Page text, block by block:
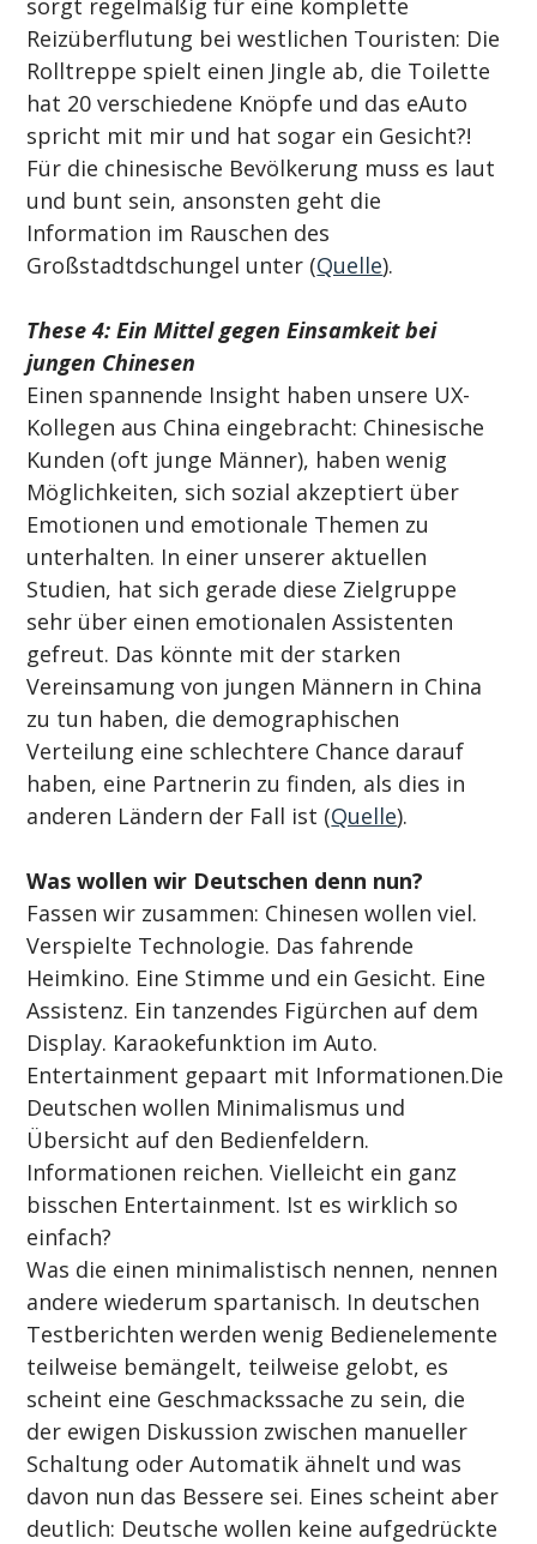
sorgt regelmäßig für eine komplette
Reizüberflutung bei westlichen Touristen: Die
Rolltreppe spielt einen Jingle ab, die Toilette
hat 20 verschiedene Knöpfe und das eAuto
spricht mit mir und hat sogar ein Gesicht?!
Für die chinesische Bevölkerung muss es laut
und bunt sein, ansonsten geht die
Information im Rauschen des
Großstadtdschungel unter (Quelle).
These 4: Ein Mittel gegen Einsamkeit bei
jungen Chinesen
Einen spannende Insight haben unsere UX-
Kollegen aus China eingebracht: Chinesische
Kunden (oft junge Männer), haben wenig
Möglichkeiten, sich sozial akzeptiert über
Emotionen und emotionale Themen zu
unterhalten. In einer unserer aktuellen
Studien, hat sich gerade diese Zielgruppe
sehr über einen emotionalen Assistenten
gefreut. Das könnte mit der starken
Vereinsamung von jungen Männern in China
zu tun haben, die demographischen
Verteilung eine schlechtere Chance darauf
haben, eine Partnerin zu finden, als dies in
anderen Ländern der Fall ist (Quelle).
Was wollen wir Deutschen denn nun?
Fassen wir zusammen: Chinesen wollen viel.
Verspielte Technologie. Das fahrende
Heimkino. Eine Stimme und ein Gesicht. Eine
Assistenz. Ein tanzendes Figürchen auf dem
Display. Karaokefunktion im Auto.
Entertainment gepaart mit Informationen.Die
Deutschen wollen Minimalismus und
Übersicht auf den Bedienfeldern.
Informationen reichen. Vielleicht ein ganz
bisschen Entertainment. Ist es wirklich so
einfach?
Was die einen minimalistisch nennen, nennen
andere wiederum spartanisch. In deutschen
Testberichten werden wenig Bedienelemente
teilweise bemängelt, teilweise gelobt, es
scheint eine Geschmackssache zu sein, die
der ewigen Diskussion zwischen manueller
Schaltung oder Automatik ähnelt und was
davon nun das Bessere sei. Eines scheint aber
deutlich: Deutsche wollen keine aufgedrückte